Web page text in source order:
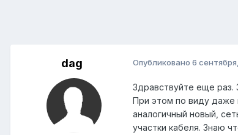
dag Опубликовано 6
Здравствуйте еще раз.
При этом по виду даже
аналогичный новый,
участки кабеля. Знаю